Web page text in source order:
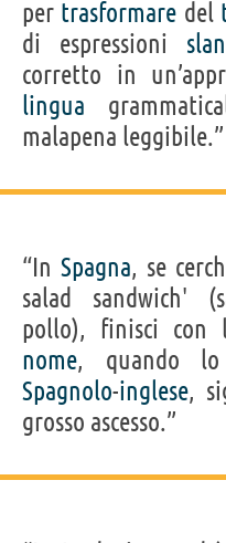
per trasformare del
di espressioni
corretto in
lingua
malapena leggibile.”
“In Spagna, se
salad sandwich'
pollo), finisci con
nome, quando lo
Spagnolo-inglese,
grosso ascesso.”